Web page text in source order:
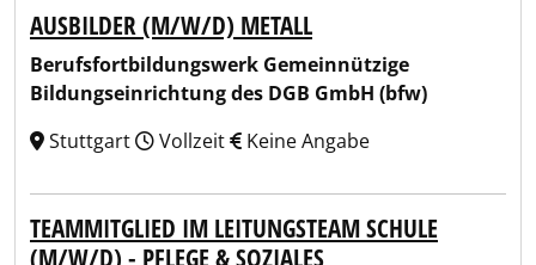
AUSBILDER (M/W/D) METALL
Berufsfortbildungswerk Gemeinnützige
Bildungseinrichtung des DGB GmbH (bfw)
Stuttgart
Vollzeit Keine Angabe
TEAMMITGLIED IM LEITUNGSTEAM SCHULE
(M/W/D) - PFLEGE & SOZIALES